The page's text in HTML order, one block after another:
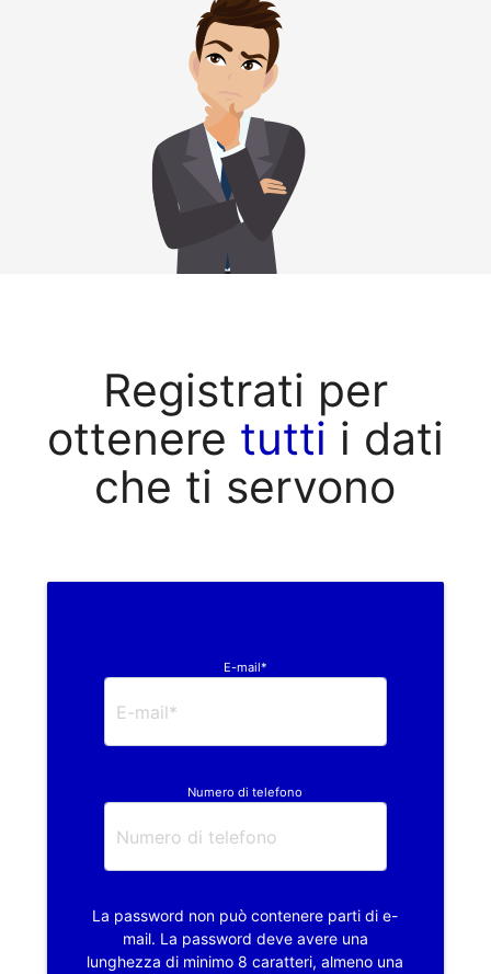
Registrati per
ottenere tutti i dati
che ti servono
E-mail*
Numero di telefono
La password non può contenere parti di e-
mail. La password deve avere una
lunghezza di minimo 8 caratteri, almeno una